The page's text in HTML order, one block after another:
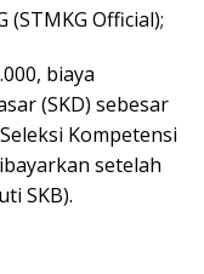
(STMKG Official);
biaya
(SKD) sebesar
Kompetensi
setelah
SKB).